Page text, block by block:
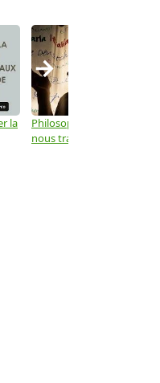
la
Philosophie: Le langage
nous trahir ? (plan détaillé)
→